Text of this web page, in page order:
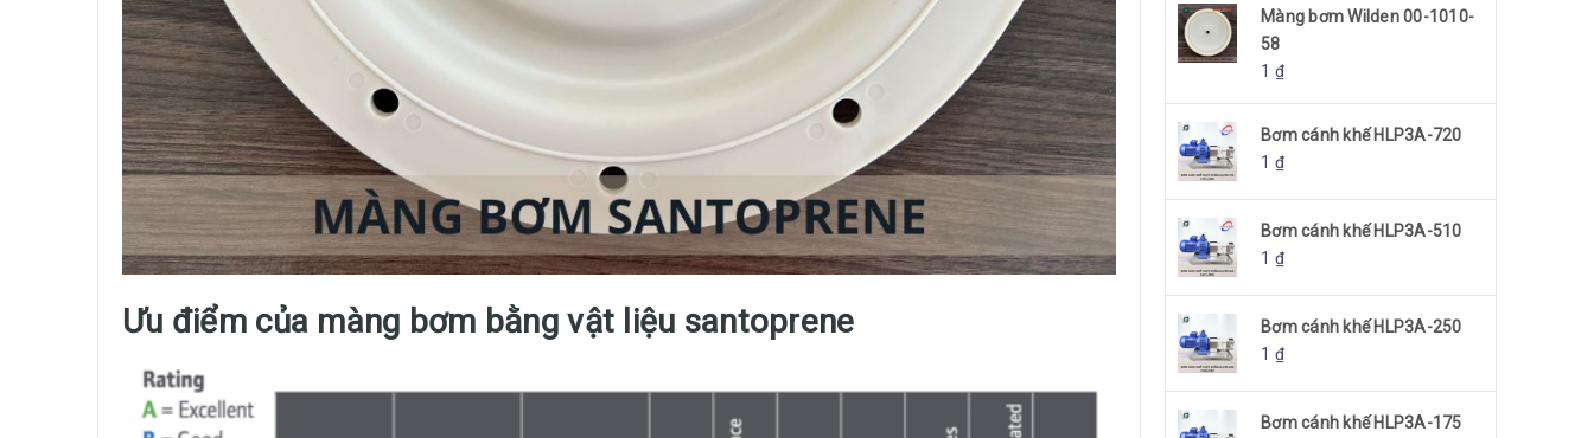
Ưu điểm của màng bơm bằng vật liệu santoprene
Màng bơm Wilden 00-1010-
58
1 ₫
Bơm cánh khế HLP3A-720
1 ₫
Bơm cánh khế HLP3A-510
1 ₫
Bơm cánh khế HLP3A-250
1 ₫
Bơm cánh khế HLP3A-175